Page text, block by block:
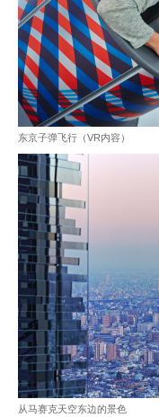
东京子弹飞行（VR内容）
从马赛克天空东边的景色